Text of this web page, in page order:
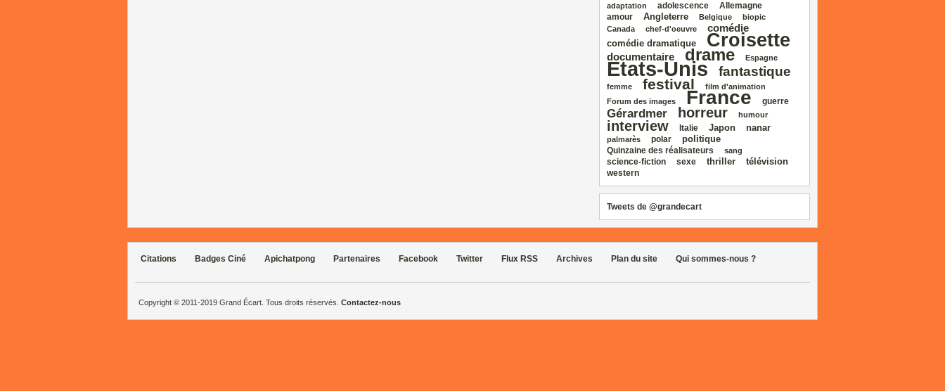
adaptation adolescence Allemagne
amour Angleterre Belgique
biopic
Canada
chef‑d'oeuvre comédie
comédie dramatique Croisette
documentaire drame Espagne
Etats‑Unis fantastique
femme festival
film d'animation
Forum des images
France guerre
Gérardmer horreur humour
interview Italie Japon nanar
palmarès polar politique
Quinzaine des réalisateurs sang
science‑fiction sexe thriller télévision
western
Tweets de @grandecart
Citations Badges Ciné Apichatpong Partenaires Facebook Twitter Flux RSS Archives Plan du site Qui sommes-nous ?
Copyright © 2011-2019 Grand Écart. Tous droits réservés. Contactez-nous